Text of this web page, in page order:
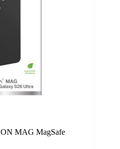
MAG MagSafe